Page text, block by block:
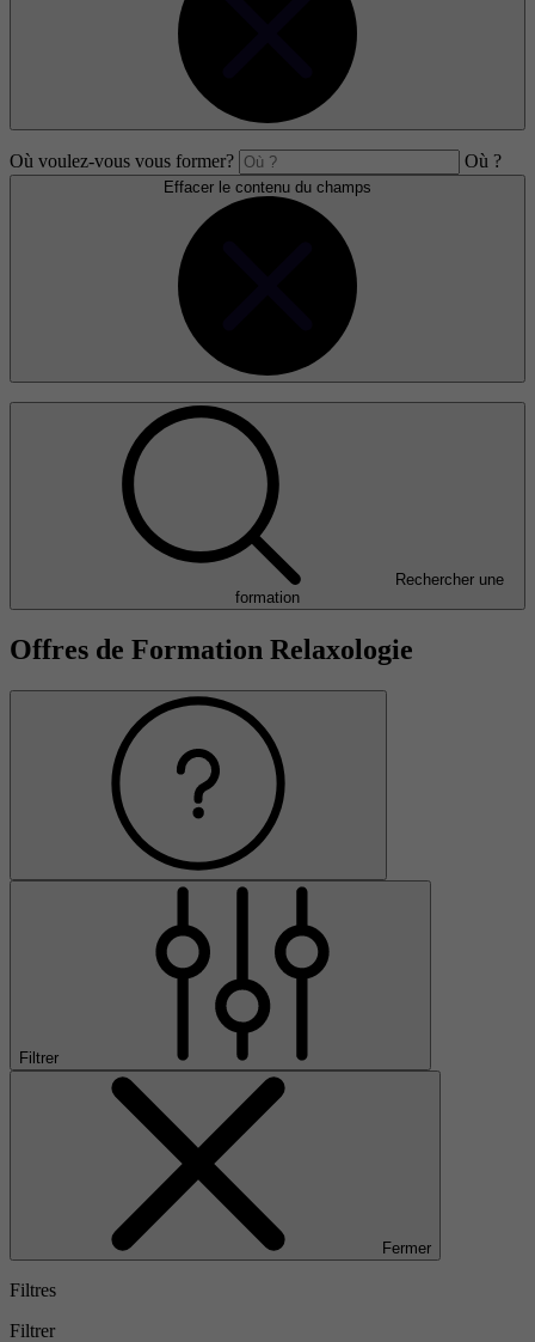
Où voulez-vous vous former? Où ?
Effacer le contenu du champs
Rechercher une
formation
Offres de Formation Relaxologie
Filtrer
Fermer
Filtres
Filtrer